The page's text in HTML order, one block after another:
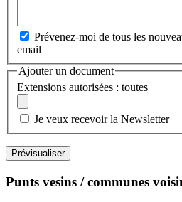
Prévenez-moi de tous les
email
Ajouter un document
Extensions autorisées : toutes
Je veux recevoir la Newsletter
Punts vesins / communes